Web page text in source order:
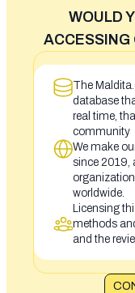
WOULD
ACCESSING
The
database
real time,
community
We make
since 2019,
worldwide.
Licensing
methods
and the